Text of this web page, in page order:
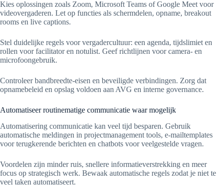
Kies oplossingen zoals Zoom, Microsoft Teams of Google Meet voor
videovergaderen. Let op functies als schermdelen, opname, breakout
rooms en live captions.
Stel duidelijke regels voor vergadercultuur: een agenda, tijdslimiet en
rollen voor facilitator en notulist. Geef richtlijnen voor camera- en
microfoongebruik.
Controleer bandbreedte-eisen en beveiligde verbindingen. Zorg dat
opnamebeleid en opslag voldoen aan AVG en interne governance.
Automatiseer routinematige communicatie waar mogelijk
Automatisering communicatie kan veel tijd besparen. Gebruik
automatische meldingen in projectmanagement tools, e-mailtemplates
voor terugkerende berichten en chatbots voor veelgestelde vragen.
Voordelen zijn minder ruis, snellere informatieverstrekking en meer
focus op strategisch werk. Bewaak automatische regels zodat je niet te
veel taken automatiseert.